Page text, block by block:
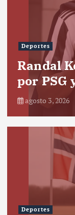
Deportes
Randal
por PSG
agosto 3, 2026
Deportes